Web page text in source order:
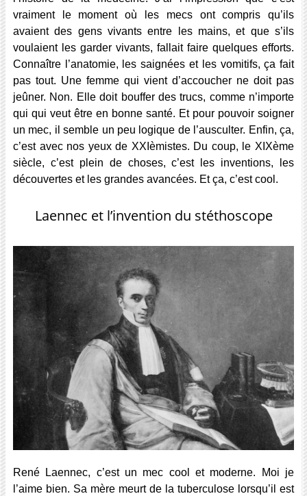
vraiment le moment où les mecs ont compris qu’ils
avaient des gens vivants entre les mains, et que s’ils
voulaient les garder vivants, fallait faire quelques efforts.
Connaître l’anatomie, les saignées et les vomitifs, ça fait
pas tout. Une femme qui vient d’accoucher ne doit pas
jeûner. Non. Elle doit bouffer des trucs, comme n’importe
qui qui veut être en bonne santé. Et pour pouvoir soigner
un mec, il semble un peu logique de l’ausculter. Enfin, ça,
c’est avec nos yeux de XXIèmistes. Du coup, le XIXème
siècle, c’est plein de choses, c’est les inventions, les
découvertes et les grandes avancées. Et ça, c’est cool.
Laennec et l’invention du stéthoscope
René Laennec, c’est un mec cool et moderne. Moi je
l’aime bien. Sa mère meurt de la tuberculose lorsqu’il est